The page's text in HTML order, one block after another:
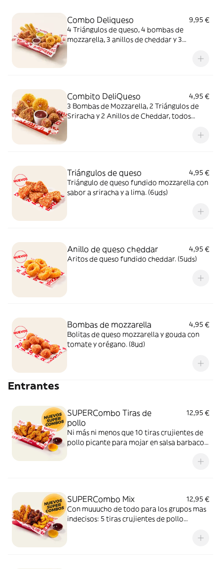
Combo Deliqueso
9,95 €
4 Triángulos de queso, 4 bombas de
mozzarella, 3 anillos de cheddar y 3
Combito DeliQueso
4,95 €
3 Bombas de Mozzarella, 2 Triángulos de
Sriracha y 2 Anillos de Cheddar, todos
Triángulos de queso
4,95 €
Triángulo de queso fundido mozzarella con
sabor a sriracha y a lima. (6uds)
Anillo de queso cheddar
4,95 €
Aritos de queso fundido cheddar. (5uds)
Bombas de mozzarella
4,95 €
Bolitas de queso mozzarella y gouda con
tomate y orégano. (8ud)
Entrantes
SUPERCombo Tiras de
pollo
12,95 €
Ni más ni menos que 10 tiras crujientes de
pollo picante para mojar en salsa barbacoa
de solomillos de pollo, tiernos y sabrosos,
SUPERCombo Mix
12,95 €
Con muuucho de todo para los grupos mas
indecisos: 5 tiras crujientes de pollo
acompañadas con salsa barbacoa y miel y